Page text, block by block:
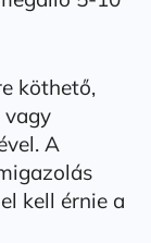
köthető,
A
kell érnie a